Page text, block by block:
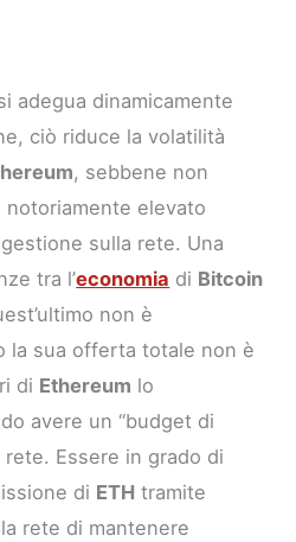
adegua dinamicamente
ciò riduce la volatilità
, sebbene non
elevato
sulla rete. Una
tra l’economia di Bitcoin
non è
la sua offerta totale non è
di Ethereum lo
avere un “budget di
Essere in grado di
di ETH tramite
rete di mantenere